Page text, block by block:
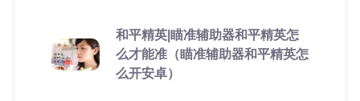
和平精英|瞄准辅助器和平精英怎
么才能准（瞄准辅助器和平精英怎
么开安卓）